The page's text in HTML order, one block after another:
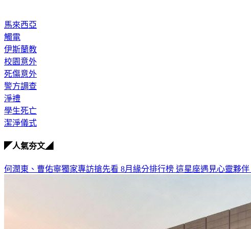
馬來西亞
觸電
伊斯蘭教
校園意外
死傷意外
警方調查
淨禮
學生死亡
潔淨儀式
◤人氣夯文◢
何潤東、曹佑寧獨家專訪搶先看 8月緣分排行榜 這星座遇見心靈夥伴